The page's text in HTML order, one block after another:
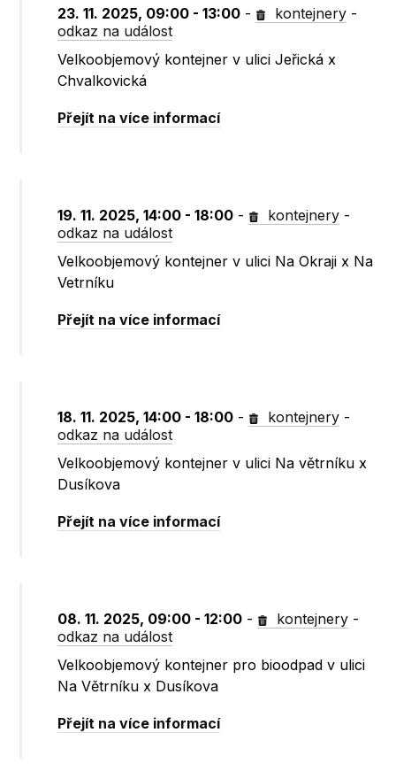
23. 11. 2025, 09:00 - 13:00 - kontejnery -
odkaz na událost
Velkoobjemový kontejner v ulici Jeřická x
Chvalkovická
Přejít na více informací
19. 11. 2025, 14:00 - 18:00 - kontejnery -
odkaz na událost
Velkoobjemový kontejner v ulici Na Okraji x Na
Vetrníku
Přejít na více informací
18. 11. 2025, 14:00 - 18:00 - kontejnery -
odkaz na událost
Velkoobjemový kontejner v ulici Na větrníku x
Dusíkova
Přejít na více informací
08. 11. 2025, 09:00 - 12:00 - kontejnery -
odkaz na událost
Velkoobjemový kontejner pro bioodpad v ulici
Na Větrníku x Dusíkova
Přejít na více informací